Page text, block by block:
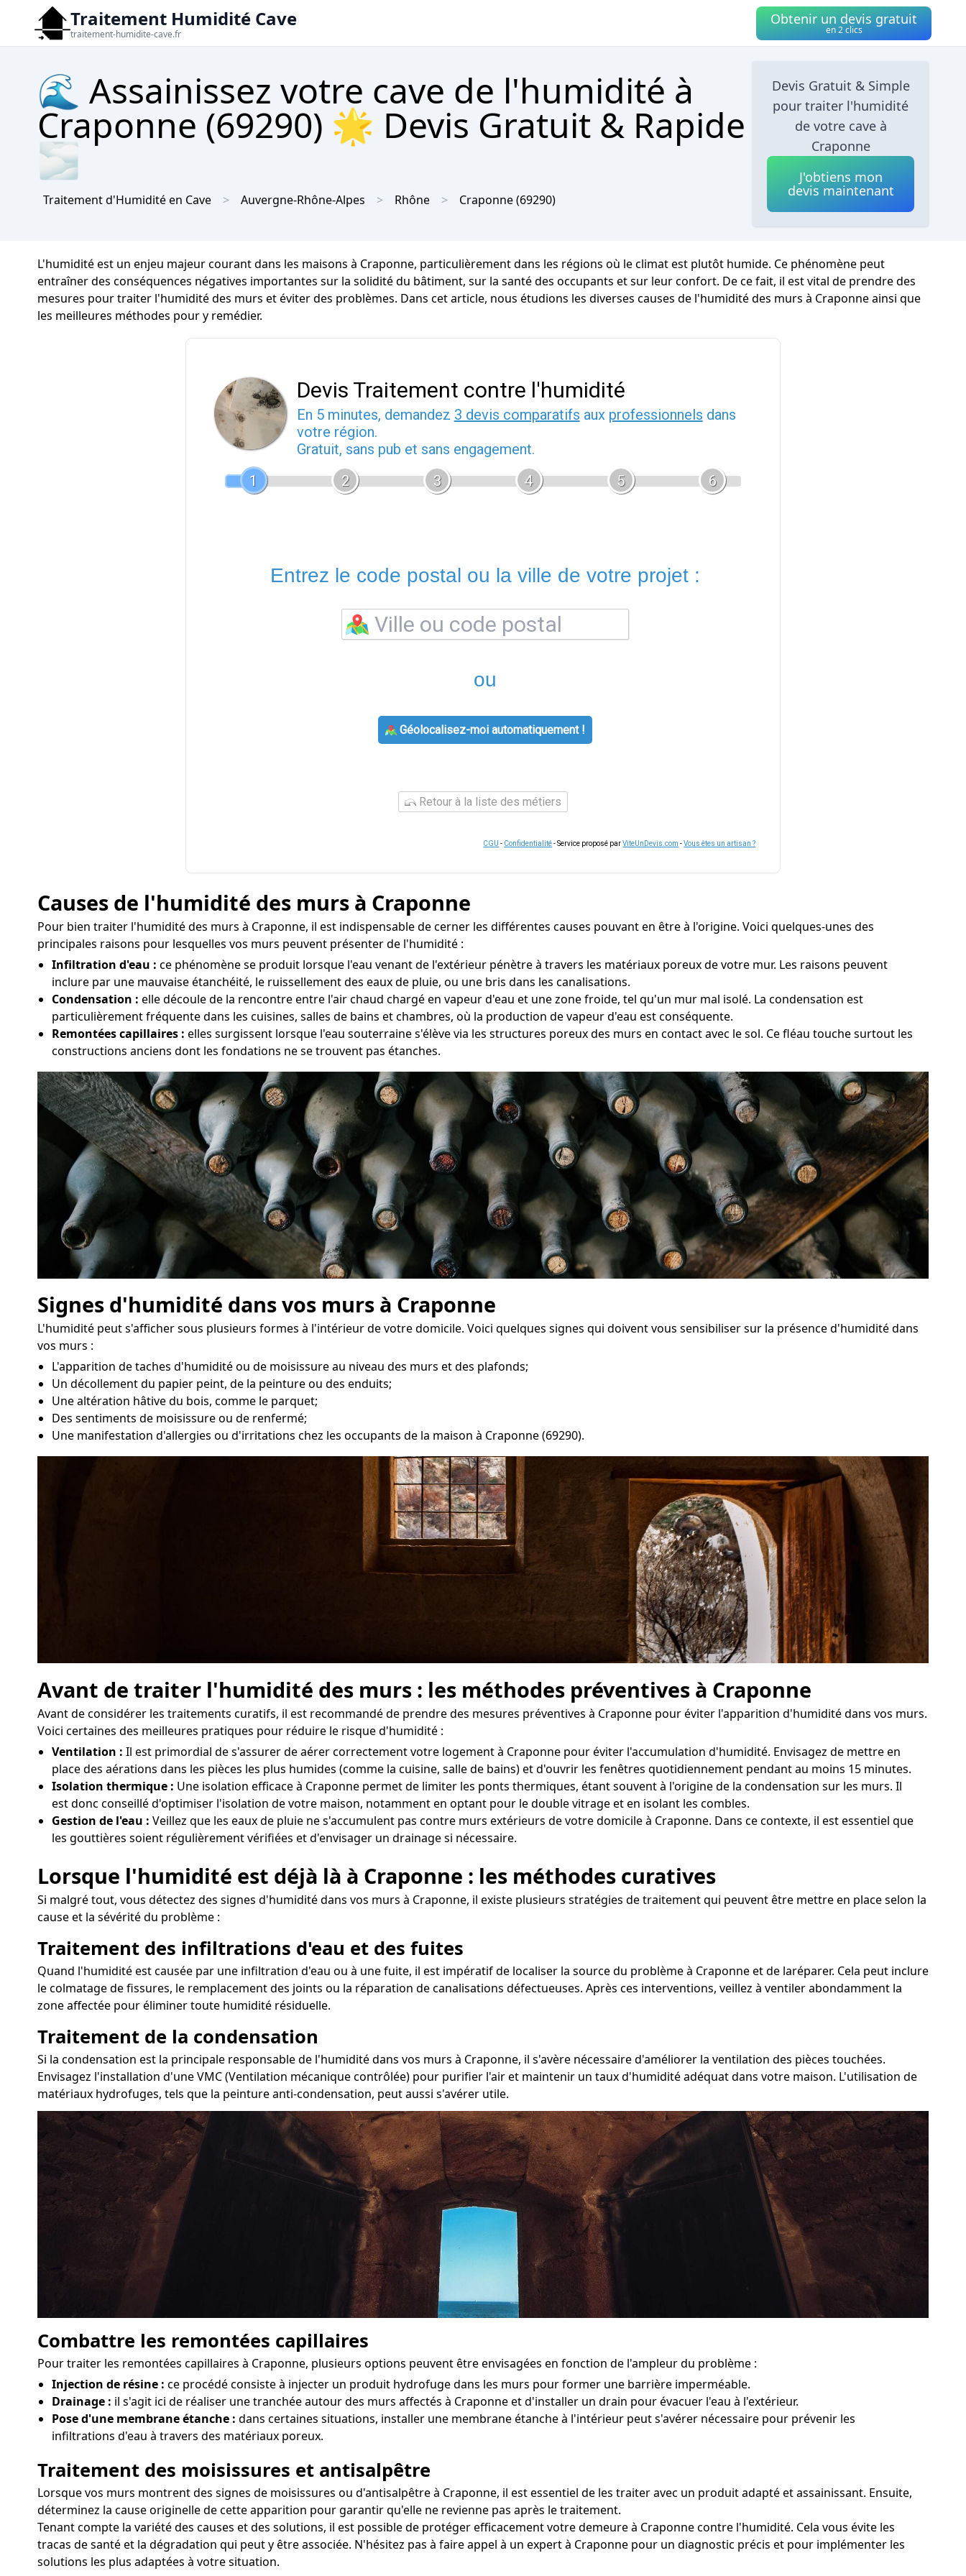
Traitement Humidité Cave
traitement-humidite-cave.fr
Obtenir un devis gratuit
en 2 clics
🌊 Assainissez votre cave de l'humidité à
Craponne (69290) 🌟 Devis Gratuit & Rapide
🌫
Traitement d'Humidité en Cave Auvergne-Rhône-Alpes Rhône Craponne(69290)
Devis Gratuit & Simple
pour traiter l'humidité
de votre cave à
Craponne
J'obtiens mon
devis maintenant
L'humidité est un enjeu majeur courant dans les maisons à Craponne, particulièrement dans les régions où le climat est plutôt humide. Ce phénomène peut
entraîner des conséquences négatives importantes sur la solidité du bâtiment, sur la santé des occupants et sur leur confort. De ce fait, il est vital de prendre des
mesures pour traiter l'humidité des murs et éviter des problèmes. Dans cet article, nous étudions les diverses causes de l'humidité des murs à Craponne ainsi que
les meilleures méthodes pour y remédier.
Devis Traitement contre l'humidité
En 5 minutes, demandez 3 devis comparatifs aux professionnels dans
votre région.
Gratuit, sans pub et sans engagement.
1
2 3 4 5 6
Entrez le code postal ou la ville de votre projet :
ou
Géolocalisez-moi automatiquement !
Retour à la liste des métiers
CGU - Confidentialité- Service proposé parViteUnDevis.com -Vous êtes un artisan ?
Causes de l'humidité des murs à Craponne
Pour bien traiter l'humidité des murs à Craponne, il est indispensable de cerner les différentes causes pouvant en être à l'origine. Voici quelques-unes des
principales raisons pour lesquelles vos murs peuvent présenter de l'humidité :
Infiltration d'eau : ce phénomène se produit lorsque l'eau venant de l'extérieur pénètre à travers les matériaux poreux de votre mur. Les raisons peuvent
inclure par une mauvaise étanchéité, le ruissellement des eaux de pluie, ou une bris dans les canalisations.
Condensation : elle découle de la rencontre entre l'air chaud chargé en vapeur d'eau et une zone froide, tel qu'un mur mal isolé. La condensation est
particulièrement fréquente dans les cuisines, salles de bains et chambres, où la production de vapeur d'eau est conséquente.
Remontées capillaires : elles surgissent lorsque l'eau souterraine s'élève via les structures poreux des murs en contact avec le sol. Ce fléau touche surtout les
constructions anciens dont les fondations ne se trouvent pas étanches.
Signes d'humidité dans vos murs à Craponne
L'humidité peut s'afficher sous plusieurs formes à l'intérieur de votre domicile. Voici quelques signes qui doivent vous sensibiliser sur la présence d'humidité dans
vos murs :
L'apparition de taches d'humidité ou de moisissure au niveau des murs et des plafonds;
Un décollement du papier peint, de la peinture ou des enduits;
Une altération hâtive du bois, comme le parquet;
Des sentiments de moisissure ou de renfermé;
Une manifestation d'allergies ou d'irritations chez les occupants de la maison à Craponne (69290).
Avant de traiter l'humidité des murs : les méthodes préventives à Craponne
Avant de considérer les traitements curatifs, il est recommandé de prendre des mesures préventives à Craponne pour éviter l'apparition d'humidité dans vos murs.
Voici certaines des meilleures pratiques pour réduire le risque d'humidité :
Ventilation : Il est primordial de s'assurer de aérer correctement votre logement à Craponne pour éviter l'accumulation d'humidité. Envisagez de mettre en
place des aérations dans les pièces les plus humides (comme la cuisine, salle de bains) et d'ouvrir les fenêtres quotidiennement pendant au moins 15 minutes.
Isolation thermique : Une isolation efficace à Craponne permet de limiter les ponts thermiques, étant souvent à l'origine de la condensation sur les murs. Il
est donc conseillé d'optimiser l'isolation de votre maison, notamment en optant pour le double vitrage et en isolant les combles.
Gestion de l'eau : Veillez que les eaux de pluie ne s'accumulent pas contre murs extérieurs de votre domicile à Craponne. Dans ce contexte, il est essentiel que
les gouttières soient régulièrement vérifiées et d'envisager un drainage si nécessaire.
Lorsque l'humidité est déjà là à Craponne : les méthodes curatives
Si malgré tout, vous détectez des signes d'humidité dans vos murs à Craponne, il existe plusieurs stratégies de traitement qui peuvent être mettre en place selon la
cause et la sévérité du problème :
Traitement des infiltrations d'eau et des fuites
Quand l'humidité est causée par une infiltration d'eau ou à une fuite, il est impératif de localiser la source du problème à Craponne et de laréparer. Cela peut inclure
le colmatage de fissures, le remplacement des joints ou la réparation de canalisations défectueuses. Après ces interventions, veillez à ventiler abondamment la
zone affectée pour éliminer toute humidité résiduelle.
Traitement de la condensation
Si la condensation est la principale responsable de l'humidité dans vos murs à Craponne, il s'avère nécessaire d'améliorer la ventilation des pièces touchées.
Envisagez l'installation d'une VMC (Ventilation mécanique contrôlée) pour purifier l'air et maintenir un taux d'humidité adéquat dans votre maison. L'utilisation de
matériaux hydrofuges, tels que la peinture anti-condensation, peut aussi s'avérer utile.
Combattre les remontées capillaires
Pour traiter les remontées capillaires à Craponne, plusieurs options peuvent être envisagées en fonction de l'ampleur du problème :
Injection de résine : ce procédé consiste à injecter un produit hydrofuge dans les murs pour former une barrière imperméable.
Drainage : il s'agit ici de réaliser une tranchée autour des murs affectés à Craponne et d'installer un drain pour évacuer l'eau à l'extérieur.
Pose d'une membrane étanche : dans certaines situations, installer une membrane étanche à l'intérieur peut s'avérer nécessaire pour prévenir les
infiltrations d'eau à travers des matériaux poreux.
Traitement des moisissures et antisalpêtre
Lorsque vos murs montrent des signes de moisissures ou d'antisalpêtre à Craponne, il est essentiel de les traiter avec un produit adapté et assainissant. Ensuite,
déterminez la cause originelle de cette apparition pour garantir qu'elle ne revienne pas après le traitement.
Tenant compte la variété des causes et des solutions, il est possible de protéger efficacement votre demeure à Craponne contre l'humidité. Cela vous évite les
tracas de santé et la dégradation qui peut y être associée. N'hésitez pas à faire appel à un expert à Craponne pour un diagnostic précis et pour implémenter les
solutions les plus adaptées à votre situation.